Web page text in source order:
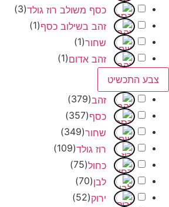
כסף משולב רוז גולד(
3
)
זהב בשילוב כסף(
1
)
שחור
1
)
זהב אדום(
1
)
זהב (
379
)
כסף(
357
)
שחור
349
)
רוז גולד(
109
)
כחול(
75
)
לבן (
70
)
ירוק (
52
)